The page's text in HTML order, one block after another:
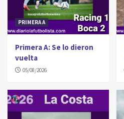
PRIMERA A
Primera A: Se lo dieron
vuelta
05/08/2026